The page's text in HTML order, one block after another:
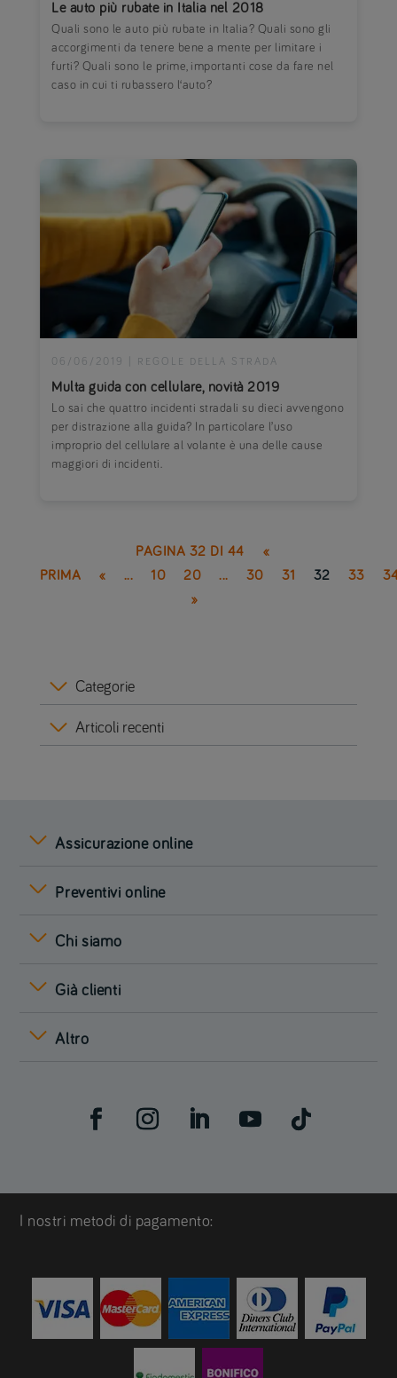
Le auto più rubate in Italia nel 2018
Quali sono le auto più rubate in Italia? Quali sono gli
accorgimenti da tenere bene a mente per limitare i
furti? Quali sono le prime, importanti cose da fare nel
caso in cui ti rubassero l‘auto?
Multa guida con cellulare, novità 2019
06/06/2019 REGOLE DELLA STRADA
Lo sai che quattro incidenti stradali su dieci avvengono
per distrazione alla guida? In particolare l’uso
improprio del cellulare al volante è una delle cause
maggiori di incidenti.
PAGINA 32 DI 44
«
PRIMA
« ... 10 20 ... 30 31 32 33
»
Categorie
Articoli recenti
Assicurazione online
Preventivi online
Chi siamo
Già clienti
Altro
I nostri metodi di pagamento: